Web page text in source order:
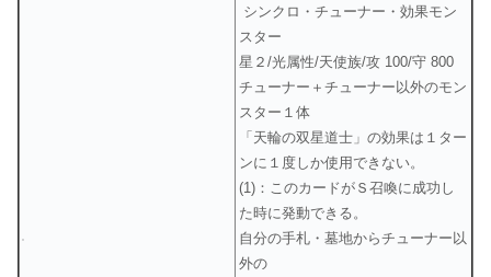
シンクロ・チューナー・効果モン
スター
星２/光属性/天使族/攻 100/守 800
チューナー＋チューナー以外のモン
スター１体
「天輪の双星道士」の効果は１ター
ンに１度しか使用できない。
(1)：このカードがＳ召喚に成功し
た時に発動できる。
自分の手札・墓地からチューナー以
外の